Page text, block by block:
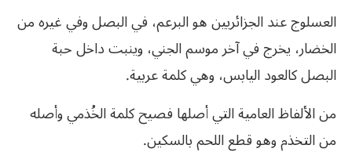
العسلوج عند الجزائريين هو البرعم، في البصل وفي غيره من
الخضار، يخرج في آخر موسم الجني، وينبت داخل حبة
البصل كالعود اليابس، وهي كلمة عربية.
من الألفاظ العامية التي أصلها فصيح كلمة الخُذمي وأصله
من التخذم وهو قطع اللحم بالسكين.